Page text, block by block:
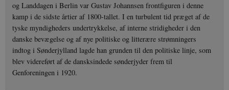
og Landdagen i Berlin var Gustav Johannsen frontfiguren i denne
kamp i de sidste årtier af 1800-tallet. I en turbulent tid præget af de
tyske myndigheders undertrykkelse, af interne stridigheder i den
danske bevægelse og af nye politiske og litterære strømningers
indtog i Sønderjylland lagde han grunden til den politiske linje, som
blev videreført af de dansksindede sønderjyder frem til
Genforeningen i 1920.